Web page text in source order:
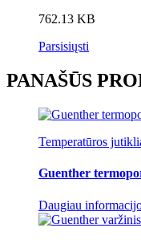
762.13 KB
Parsisiųsti
PANAŠŪS
Temperatūros
Guenther
Daugiau